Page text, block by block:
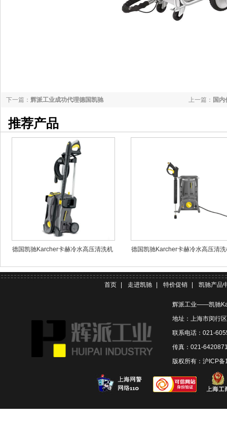
上一篇： 国
下一篇： 辉派工业成功代理德国凯驰
推荐产品
德国凯驰Karcher卡赫冷水高压清洗机
德国凯驰Karcher卡赫冷水高压清洗
首页 走进凯驰 特价促销 凯驰产品
辉派工业——凯驰
地址：上海市闵行
联系电话：021-
传真：021-
版权所有： 沪ICP备